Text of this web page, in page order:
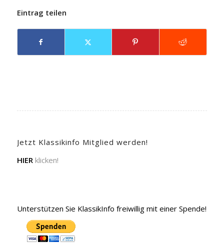
Eintrag teilen
Jetzt Klassikinfo Mitglied werden!
HIERklicken!
Unterstützen Sie KlassikInfo freiwillig mit einer Spende!